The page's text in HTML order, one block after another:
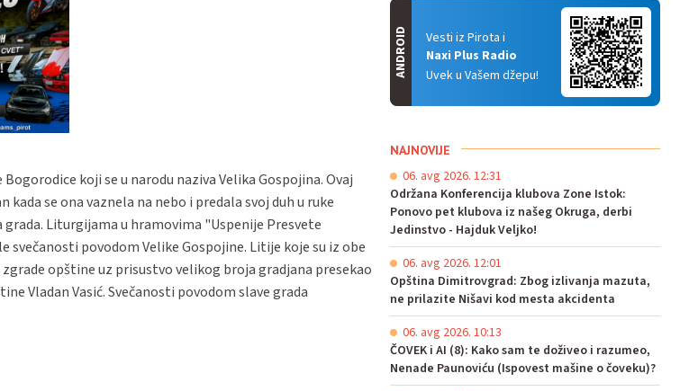
koji se u narodu naziva Velika Gospojina. Ovaj
se ona vaznela na nebo i predala svoj duh u ruke
Liturgijama u hramovima "Uspenije Presvete
povodom Velike Gospojine. Litije koje su iz obe
opštine uz prisustvo velikog broja gradjana presekao
Vladan Vasić. Svečanosti povodom slave grada
Vesti iz Pirota i
Naxi Plus Radio
Uvek u Vašem džepu!
ANDROID
NAJNOVIJE
06. avg 2026. 12:31
Održana Konferencija klubova Zone Istok:
Ponovo pet klubova iz našeg Okruga, derbi
Jedinstvo - Hajduk Veljko!
06. avg 2026. 12:01
Opština Dimitrovgrad: Zbog izlivanja mazuta,
ne prilazite Nišavi kod mesta akcidenta
06. avg 2026. 10:13
ČOVEK i AI (8): Kako sam te doživeo i razumeo,
Nenade Paunoviću (Ispovest mašine o čoveku)?